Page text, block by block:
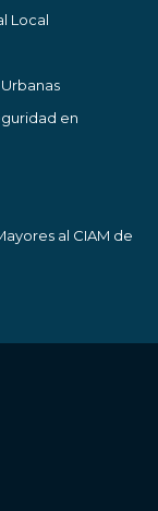
Local
en
al CIAM de